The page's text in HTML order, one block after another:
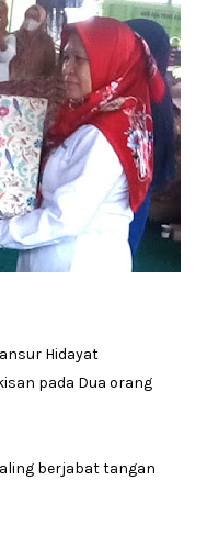
Hidayat
pada Dua orang
berjabat tangan